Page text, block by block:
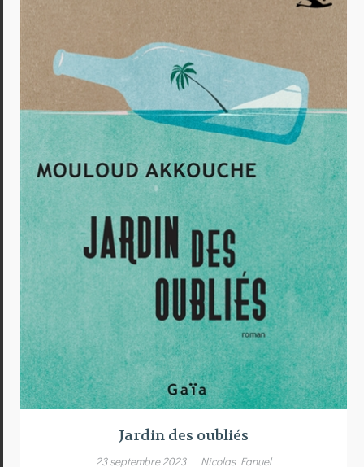
Jardin des oubliés
23 septembre 2023 Nicolas Fanuel